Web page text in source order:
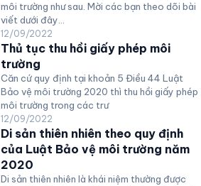
môi trường như sau. Mời các bạn theo dõi bài
viết dưới đây...
12/09/2022
Thủ tục thu hồi giấy phép môi
trường
Căn cứ quy định tại khoản 5 Điều 44 Luật
Bảo vệ môi trường 2020 thì thu hồi giấy phép
môi trường trong các trư
12/09/2022
Di sản thiên nhiên theo quy định
của Luật Bảo vệ môi trường năm
2020
Di sản thiên nhiên là khái niệm thường được